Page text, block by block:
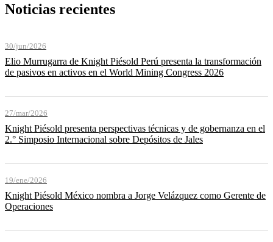
Noticias recientes
30/jun/2026
Elio Murrugarra de Knight Piésold Perú presenta la transformación
de pasivos en activos en el World Mining Congress 2026
27/mar/2026
Knight Piésold presenta perspectivas técnicas y de gobernanza en el
2.° Simposio Internacional sobre Depósitos de Jales
19/ene/2026
Knight Piésold México nombra a Jorge Velázquez como Gerente de
Operaciones